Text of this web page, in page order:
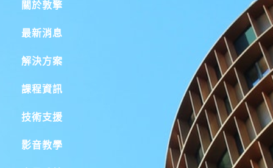
關於敦擎
最新消息
解決方案
課程資訊
技術支援
影音教學